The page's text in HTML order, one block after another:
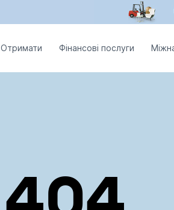
Отримати Фінансові послуги